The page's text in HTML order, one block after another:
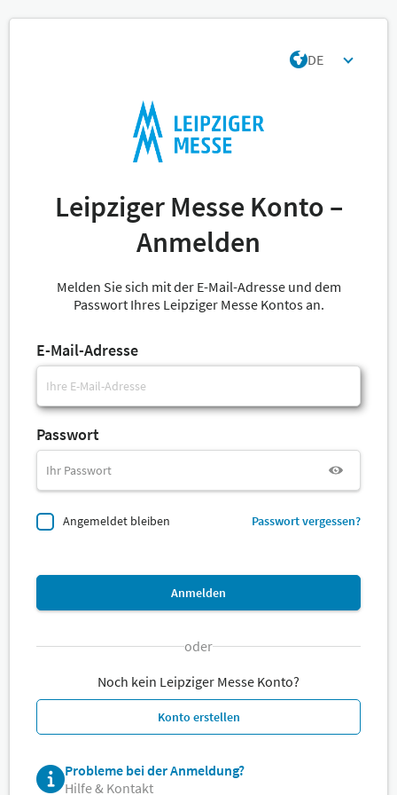
DE
Leipziger Messe Konto –
Anmelden
Melden Sie sich mit der E-Mail-Adresse und dem
Passwort Ihres Leipziger Messe Kontos an.
E-Mail-Adresse
Passwort
Angemeldet bleiben Passwort vergessen?
Anmelden
oder
Noch kein Leipziger Messe Konto?
Konto erstellen
Probleme bei der Anmeldung?
Hilfe & Kontakt